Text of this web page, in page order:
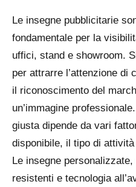
Le insegne pubblicitarie
fondamentale per la
uffici, stand e showroom.
per attrarre l’attenzione di
il riconoscimento del
un’immagine
giusta dipende da vari
disponibile, il tipo di
Le insegne
resistenti e tecnologia